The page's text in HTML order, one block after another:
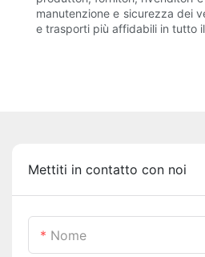
manutenzione e sicurezza dei
e trasporti più affidabili in tutto
Mettiti in contatto con noi
Nome